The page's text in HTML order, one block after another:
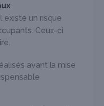
existe un risque
Ceux-ci
avant la mise